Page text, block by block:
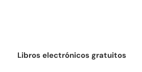
Libros electrónicos gratuitos